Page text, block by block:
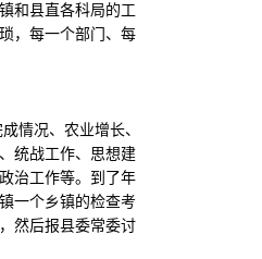
和县直各科局的工
，每一个部门、每
情况、农业增长、
统战工作、思想建
治工作等。到了年
一个乡镇的检查考
然后报县委常委讨